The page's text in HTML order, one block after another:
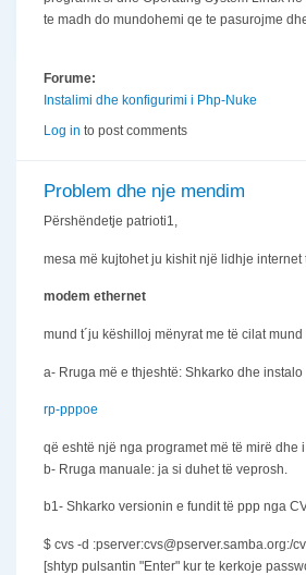
te madh do mundohemi qe te pasurojme
Forume:
Instalimi dhe konfigurimi i Php-Nuke
Log in to post comments
Problem dhe nje mendim
Përshëndetje patrioti1,
mesa më kujtohet ju kishit një lidhje
modem ethernet
mund t´ju këshilloj mënyrat me të cilat
a- Rruga më e thjeshtë: Shkarko dhe instalo
rp-pppoe
që eshtë një nga programet më të mirë dhe
b- Rruga manuale: ja si duhet të veprosh.
b1- Shkarko versionin e fundit të ppp nga
$ cvs -d :pserver:cvs@pserver.samba.org:/
[shtyp pulsantin "Enter" kur te kerkoje